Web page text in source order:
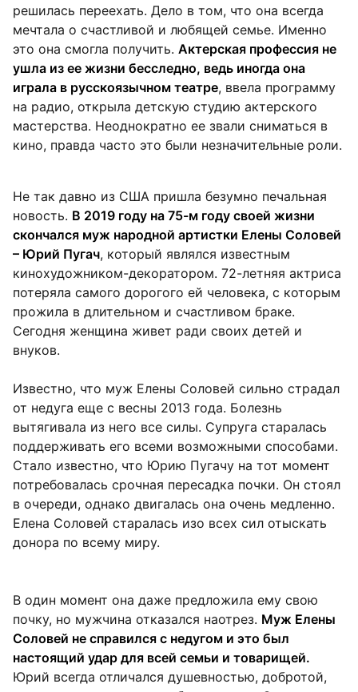
решилась переехать. Дело в том, что она всегда
мечтала о счастливой и любящей семье. Именно
это она смогла получить. Актерская профессия не
ушла из ее жизни бесследно, ведь иногда она
играла в русскоязычном театре, ввела программу
на радио, открыла детскую студию актерского
мастерства. Неоднократно ее звали сниматься в
кино, правда часто это были незначительные роли.
Не так давно из США пришла безумно печальная
новость. В 2019 году на 75-м году своей жизни
скончался муж народной артистки Елены Соловей
– Юрий Пугач, который являлся известным
кинохудожником-декоратором. 72-летняя актриса
потеряла самого дорогого ей человека, с которым
прожила в длительном и счастливом браке.
Сегодня женщина живет ради своих детей и
внуков.
Известно, что муж Елены Соловей сильно страдал
от недуга еще с весны 2013 года. Болезнь
вытягивала из него все силы. Супруга старалась
поддерживать его всеми возможными способами.
Стало известно, что Юрию Пугачу на тот момент
потребовалась срочная пересадка почки. Он стоял
в очереди, однако двигалась она очень медленно.
Елена Соловей старалась изо всех сил отыскать
донора по всему миру.
В один момент она даже предложила ему свою
почку, но мужчина отказался наотрез. Муж Елены
Соловей не справился с недугом и это был
настоящий удар для всей семьи и товарищей.
Юрий всегда отличался душевностью, добротой,